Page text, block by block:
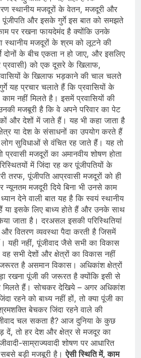
स्थानीय मजदूरों के वेतन, मजदूरी और
और इसके गुर्गे इस बात को समझते
पर रखना फायदेमंद है क्‍योंकि उनके
स्‍थानीय मजदूरों के श्रम को लूटने की
के बीच एकता न हो जाए, और इसलिए
प्रवासी) को एक दूसरे के खिलाफ,
के खिलाफ भड़काने की चाल चलते
यह प्रचार चलाते हैं कि प्रवासियों के
नहीं मिलते है। इसमें प्रवासियों की
मजबूरी है कि वे अपने परिवार का पेट
और देशों में जाते हैं। यह भी कहा जाता है
या देश के संसाधनों का उपयोग करते हैं
सुविधाओं से वंचित रह जाते हैं। यह तो
मजदूरों का अमानवीय शोषण होता
में जिंदा रह कर पूंजीपतियों के
तरफ, पूंजीपति आप्रवासी मजदूरों को ही
मजदूरी दिये बिना भी उनसे काम
देने वाली बात यह है कि स्‍वयं स्‍थानीय
या इसके लिए बाध्‍य होते हैं और उनके साथ
जाता है। दरअसल इसकी परिस्थितियां
और वितरण व्‍यवस्‍था पैदा करती है जिसमें
यही नहीं, पूंजीवाद जैसे सभी का विकास
सभी देशों और क्षेत्रों का विकास नहीं
है असमान विकास। अधिकांश क्षेत्रों
रखना पूंजी की जरूरत है क्‍योंकि इसी से
हैं। सोचकर देखिये – अगर अधिकांश
रहने को बाध्‍य नहीं हों, तो क्‍या पूंजी का
बेचकर जिंदा रहने वाले की
चल सकता है? आज दुनिया के कुछ
दें, तो हर देश और क्षेत्र से मजदूर का
साम्राज्‍यवादी शोषण पर आधारित
सबसे बड़ी मजबूरी है।ऐसीस्थितिमें,काम